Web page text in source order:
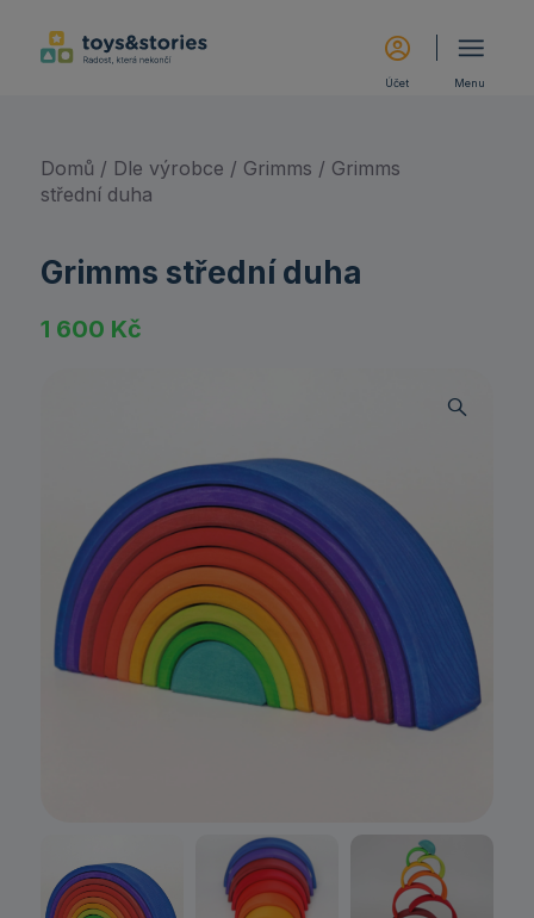
Menu
Účet
Domů / Dle výrobce / Grimms / Grimms
střední duha
Grimms střední duha
1 600 Kč